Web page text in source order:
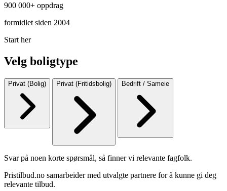
900 000+ oppdrag
formidlet siden 2004
Start her
Velg boligtype
Privat (Bolig) Privat (Fritidsbolig) Bedrift / Sameie
Svar på noen korte spørsmål, så finner vi relevante fagfolk.
Pristilbud.no samarbeider med utvalgte partnere for å kunne gi deg
relevante tilbud.